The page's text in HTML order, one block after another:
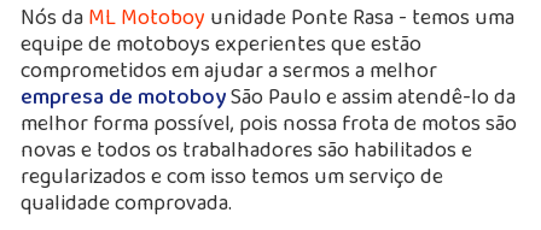
Nós daML Motoboy unidade Ponte Rasa - temos uma
equipe de motoboys experientes que estão
comprometidos em ajudar a sermos a melhor
empresa de motoboySão Paulo e assim atendê-lo da
melhor forma possível, pois nossa frota de motos são
novas e todos os trabalhadores são habilitados e
regularizados e com isso temos um serviço de
qualidade comprovada.